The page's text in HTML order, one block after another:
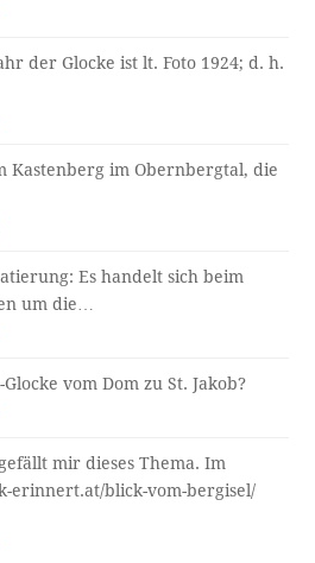
der Glocke ist lt. Foto 1924; d. h.
Kastenberg im Obernbergtal, die
Es handelt sich beim
um die…
Glocke vom Dom zu St. Jakob?
mir dieses Thema. Im
erinnert.at/blick-vom-bergisel/